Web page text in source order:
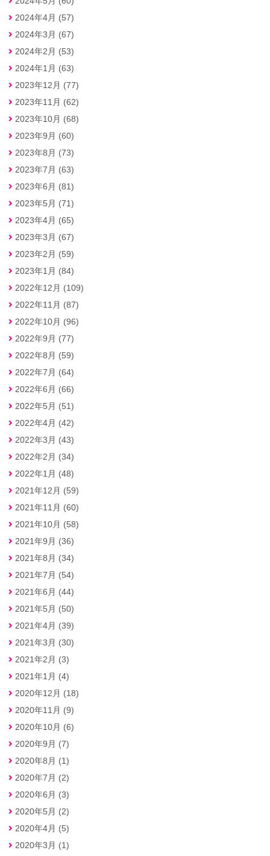
2024年4月 (57)
2024年3月 (67)
2024年2月 (53)
2024年1月 (63)
2023年12月 (77)
2023年11月 (62)
2023年10月 (68)
2023年9月 (60)
2023年8月 (73)
2023年7月 (63)
2023年6月 (81)
2023年5月 (71)
2023年4月 (65)
2023年3月 (67)
2023年2月 (59)
2023年1月 (84)
2022年12月 (109)
2022年11月 (87)
2022年10月 (96)
2022年9月 (77)
2022年8月 (59)
2022年7月 (64)
2022年6月 (66)
2022年5月 (51)
2022年4月 (42)
2022年3月 (43)
2022年2月 (34)
2022年1月 (48)
2021年12月 (59)
2021年11月 (60)
2021年10月 (58)
2021年9月 (36)
2021年8月 (34)
2021年7月 (54)
2021年6月 (44)
2021年5月 (50)
2021年4月 (39)
2021年3月 (30)
2021年2月 (3)
2021年1月 (4)
2020年12月 (18)
2020年11月 (9)
2020年10月 (6)
2020年9月 (7)
2020年8月 (1)
2020年7月 (2)
2020年6月 (3)
2020年5月 (2)
2020年4月 (5)
2020年3月 (1)